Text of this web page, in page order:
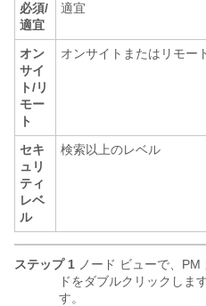
必須/
適宜
適宜
オン
サイ
ト/リ
モー
ト
オンサイトまたはリモー
セキ
ュリ
ティ
レベ
ル
検索以上のレベル
ステップ 1 ノード ビューで、
ドをダブルクリックしま
す。